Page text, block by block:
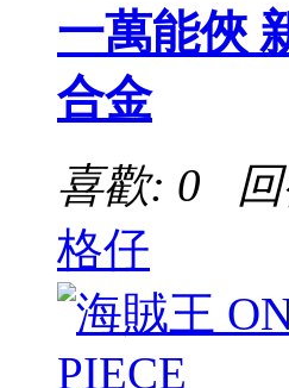
一萬能俠
合金
喜歡: 0 回
格仔